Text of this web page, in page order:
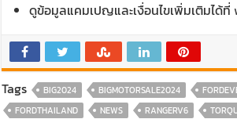
ดูข้อมูลแคมเปญและเงื่อนไขเพิ่มเติมได้ที่
Tags BIG2024 BIGMOTORSALE2024
FORDTHAILAND
NEWS RANGERV6